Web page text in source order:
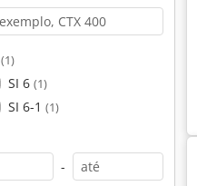
(1)
SI 6 (1)
SI 6-1 (1)
-